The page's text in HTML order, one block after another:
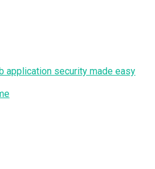
application security made easy